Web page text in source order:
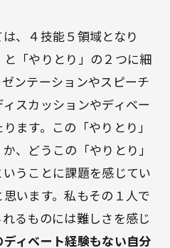
、４技能５領域となり
と「やりとり」の２つに細
ンテーションやスピーチ
スカッションやディベー
ます。この「やりとり」
、どうこの「やりとり」
うことに課題を感じてい
います。私もその１人で
るものには難しさを感じ
ディベート経験もない自分